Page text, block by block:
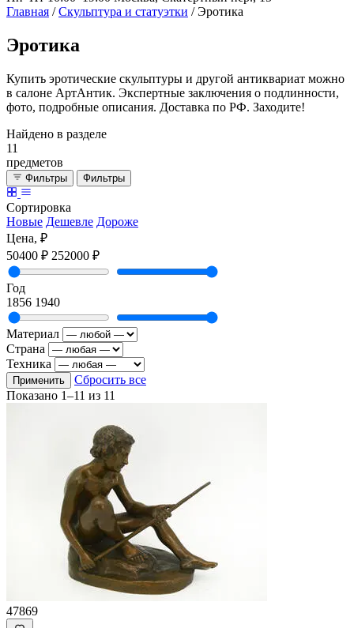
Главная / Скульптура и статуэтки / Эротика
Эротика
Купить эротические скульптуры и другой антиквариат можно
в салоне АртАнтик. Экспертные заключения о подлинности,
фото, подробные описания. Доставка по РФ. Заходите!
Найдено в разделе
11
предметов
Фильтры Фильтры
Сортировка
Новые Дешевле Дороже
Цена, ₽
50400 ₽ 252000 ₽
Год
1856 1940
Материал
Страна
Техника
Применить
Сбросить все
Показано 1–11 из 11
47869